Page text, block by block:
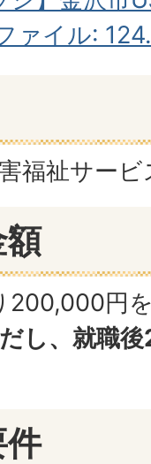
ァイル:
福祉サービ
200,000円
し、就職